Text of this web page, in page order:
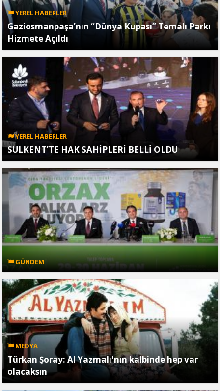
YEREL HABERLER
Gaziosmanpaşa’nın “Dünya Kupası” Temalı Parkı
Hizmete Açıldı
YEREL HABERLER
SULKENT’TE HAK SAHİPLERİ BELLİ OLDU
GÜNDEM
MEDYA
Türkan Şoray: Al Yazmalı'nın kalbinde hep var
olacaksın